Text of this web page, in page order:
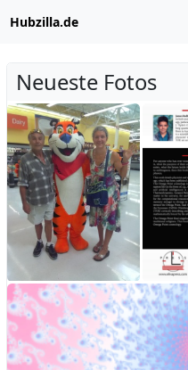
Hubzilla.de
Neueste Fotos